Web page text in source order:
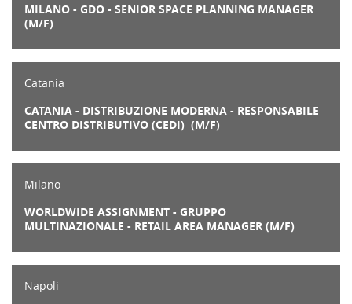
MILANO - GDO - SENIOR SPACE PLANNING MANAGER
(M/F)
Catania
CATANIA - DISTRIBUZIONE MODERNA - RESPONSABILE
CENTRO DISTRIBUTIVO (CEDI) (M/F)
Milano
WORLDWIDE ASSIGNMENT - GRUPPO
MULTINAZIONALE - RETAIL AREA MANAGER (M/F)
Napoli